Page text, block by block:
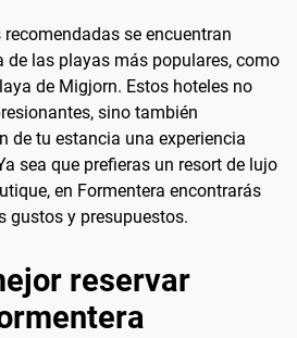
se encuentran
de las playas más populares, como
de Migjorn. Estos hoteles no
sino también
de tu estancia una experiencia
sea que prefieras un resort de lujo
en Formentera encontrarás
gustos y presupuestos.
reservar